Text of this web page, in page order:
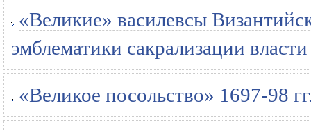
«Великие» василевсы
эмблематики сакрализации
«Великое посольство» 1697-98